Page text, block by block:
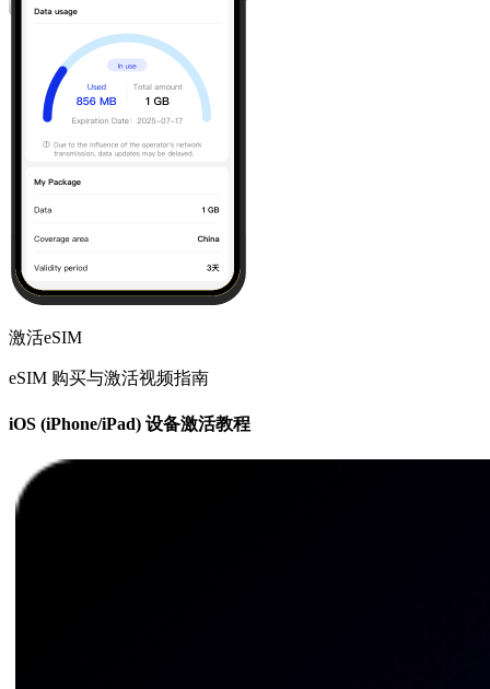
激活eSIM
eSIM 购买与激活视频指南
iOS (iPhone/iPad) 设备激活教程